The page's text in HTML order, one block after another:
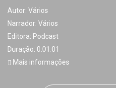
Autor: Vários
Narrador: Vários
Editora: Podcast
Duração: 0:01:01
Mais informações